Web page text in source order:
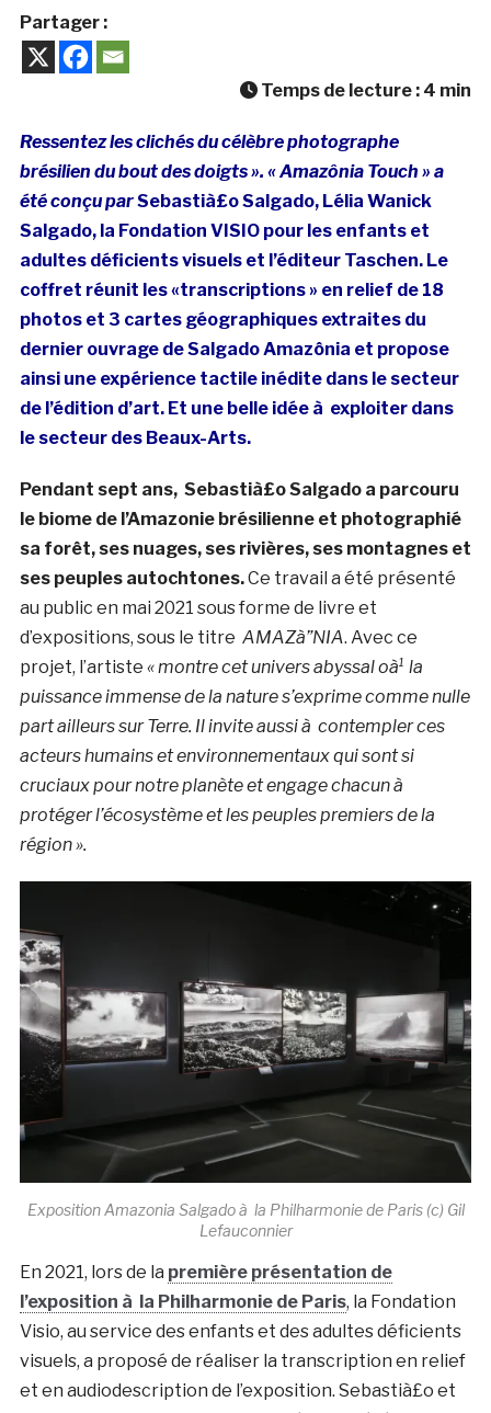
Partager :
Temps de lecture : 4 min
Ressentez les clichés du célèbre photographe
brésilien du bout des doigts ». « Amazônia Touch » a
été conçu parSebastià£o Salgado, Lélia Wanick
Salgado, la Fondation VISIO pour les enfants et
adultes déficients visuels et l’éditeur Taschen. Le
coffret réunit les «transcriptions » en relief de 18
photos et 3 cartes géographiques extraites du
dernier ouvrage de Salgado Amazônia et propose
ainsi une expérience tactile inédite dans le secteur
de l’édition d’art. Et une belle idée à exploiter dans
le secteur des Beaux-Arts.
Pendant sept ans, Sebastià£o Salgado a parcouru
le biome de l’Amazonie brésilienne et photographié
sa forêt, ses nuages, ses rivières, ses montagnes et
ses peuples autochtones.Ce travail a été présenté
au public en mai 2021 sous forme de livre et
d’expositions, sous le titre AMAZà”NIA. Avec ce
projet, l’artiste « montre cet univers abyssal oà¹ la
puissance immense de la nature s’exprime comme nulle
part ailleurs sur Terre. Il invite aussi à contempler ces
acteurs humains et environnementaux qui sont si
cruciaux pour notre planète et engage chacun à
protéger l’écosystème et les peuples premiers de la
région ».
Exposition Amazonia Salgado à la Philharmonie de Paris (c) Gil
Lefauconnier
En 2021, lors de la première présentation de
l’exposition à la Philharmonie de Paris, la Fondation
Visio, au service des enfants et des adultes déficients
visuels, a proposé de réaliser la transcription en relief
et en audiodescription de l’exposition. Sebastià£o et